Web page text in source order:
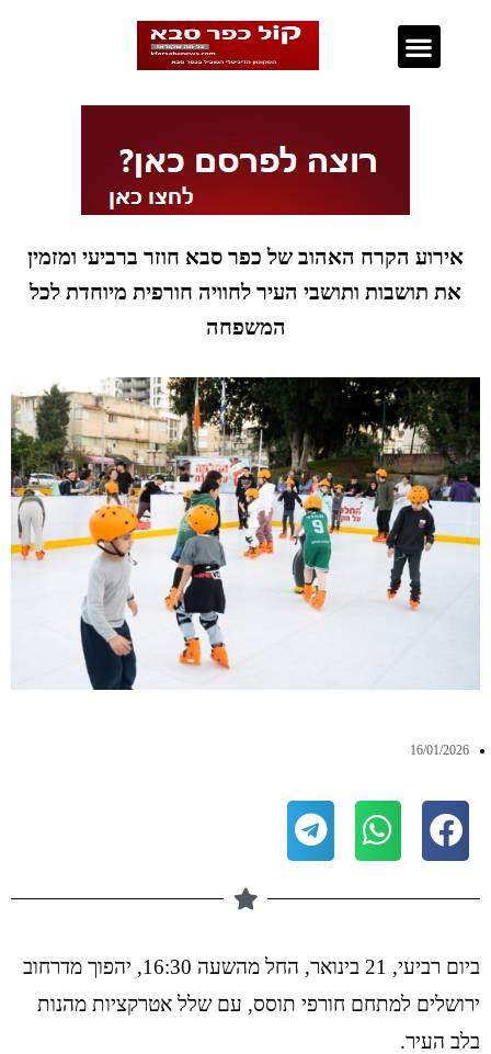
אירוע הקרח האהוב של כפר סבא חוזר ברביעי ומזמין
את תושבות ותושבי העיר לחוויה חורפית מיוחדת לכל
המשפחה
16/01/2026
ביום רביעי, 21 בינואר, החל מהשעה 16:30, יהפוך מדרחוב
ירושלים למתחם חורפי תוסס, עם שלל אטרקציות מהנות
בלב העיר.